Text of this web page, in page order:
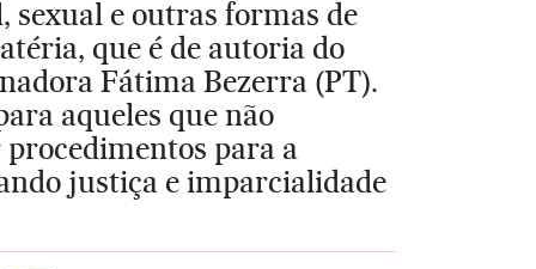
sexual e outras formas de
que é de autoria do
Fátima Bezerra (PT).
aqueles que não
para a
justiça e imparcialidade